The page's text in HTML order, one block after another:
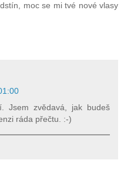
moc se mi tvé nové vlasy
Jsem zvědavá, jak budeš
ráda přečtu. :-)